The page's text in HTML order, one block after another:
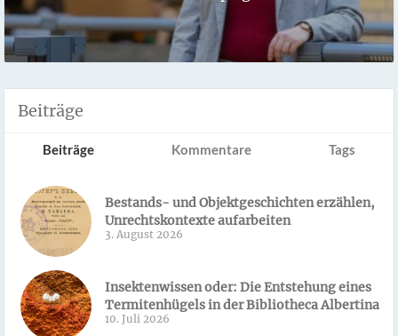
Beiträge
Beiträge Kommentare Tags
Bestands- und Objektgeschichten erzählen,
Unrechtskontexte aufarbeiten
3. August 2026
Insektenwissen oder: Die Entstehung eines
Termitenhügels in der Bibliotheca Albertina
10. Juli 2026